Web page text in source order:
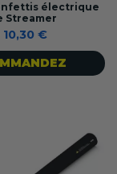
électrique
Streamer
10,30 €